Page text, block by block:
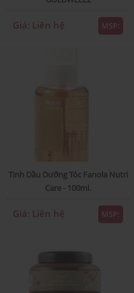
Giá: Liên hệ MSP:
Tinh Dầu Dưỡng Tóc Fanola Nutri
Care - 100ml.
Giá: Liên hệ MSP: